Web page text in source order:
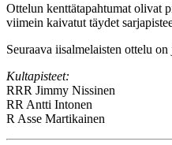
Ottelun kenttätapahtumat olivat
viimein kaivatut täydet
Seuraava iisalmelaisten ottelu
Kultapisteet:
RRR Jimmy Nissinen
RR Antti Intonen
R Asse Martikainen